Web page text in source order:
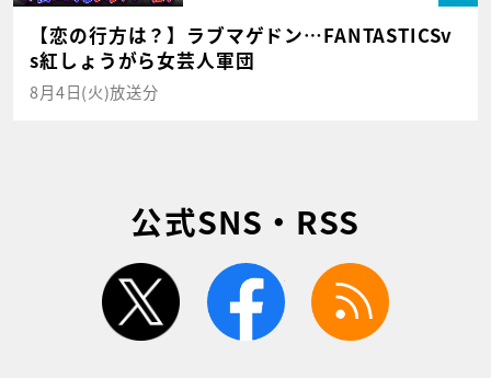
【恋の行方は？】ラブマゲドン…FANTASTICSv
s紅しょうがら女芸人軍団
8月4日(火)放送分
公式SNS・RSS
twitter facebook